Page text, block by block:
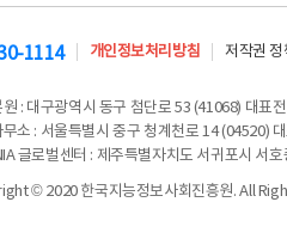
1114 개인정보처리방침 저작권 정
원 : 대구광역시 동구 첨단로 53 (41068) 대표
무소 : 서울특별시 중구 청계천로 14 (04520)
글로벌센터 : 제주특별자치도 서귀포시 서
© 2020 한국지능정보사회진흥원. All